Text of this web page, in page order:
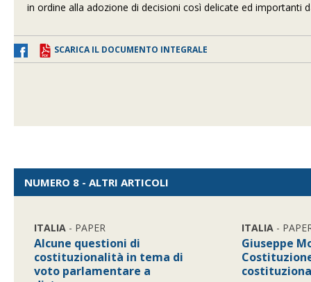
in ordine alla adozione di decisioni così delicate ed importanti
SCARICA IL DOCUMENTO INTEGRALE
NUMERO 8 - ALTRI ARTICOLI
ITALIA - PAPER
Alcune questioni di
costituzionalità in tema di
voto parlamentare a
ITALIA -
Giuseppe